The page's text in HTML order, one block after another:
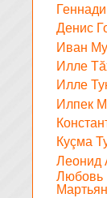
Денис
Иван
Илле
Илле
Илпек
Куçма
Леонид
Любовь